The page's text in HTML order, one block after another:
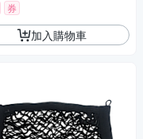
券
加入購物車